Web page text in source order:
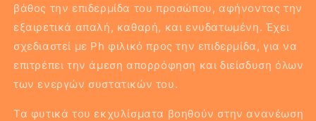
βάθος την επιδερμίδα του προσώπου, αφήνοντας την
εξαιρετικά απαλή, καθαρή, και ενυδατωμένη. Έχει
σχεδιαστεί με Ph φιλικό προς την επιδερμίδα, για να
επιτρέπει την άμεση απορρόφηση και διείσδυση όλων
των ενεργών συστατικών του.
Τα φυτικά του εκχυλίσματα βοηθούν στην ανανέωση